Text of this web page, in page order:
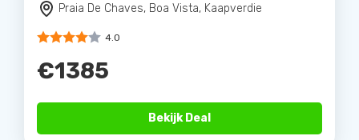
Praia De Chaves, Boa Vista, Kaapverdie
4.0
€1385
Bekijk Deal